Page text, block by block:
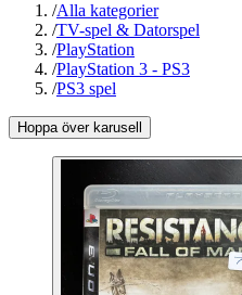
/Alla kategorier
/TV-spel & Datorspel
/PlayStation
/PlayStation 3 - PS3
/PS3 spel
Hoppa över karusell